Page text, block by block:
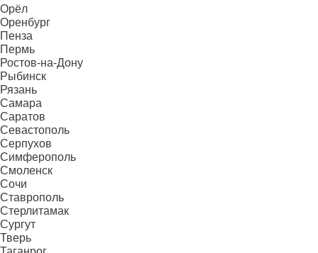
Орёл
Оренбург
Пенза
Пермь
Ростов-на-Дону
Рыбинск
Рязань
Самара
Саратов
Севастополь
Серпухов
Симферополь
Смоленск
Сочи
Ставрополь
Стерлитамак
Сургут
Тверь